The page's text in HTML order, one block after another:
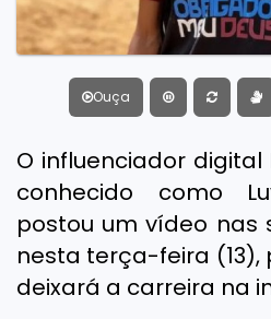
Ouça
O influenciador digital
conhecido como
postou um vídeo nas
nesta terça-feira
deixará a carreira na